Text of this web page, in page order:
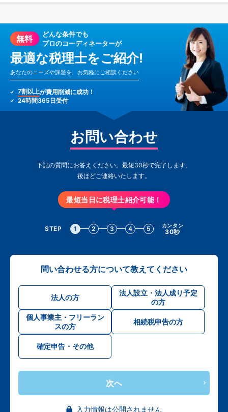
無料
どんな条件でも
プロのコーディネーターが
最適な税理士をご紹介!
あなたのニーズや課題を、お気軽にご相談ください
7割以上が費用削減に成功！
24時間365日受付
お問い合わせ
下記の質問にお答えください。最短30秒で完了します。
後ほどご連絡いたします。
最短当日に税理士紹介可能！
STEP 1 2 3 4 5 カンタン
30秒
問い合わせる方について教えてください
法人の方
法人設立・法人成り予定
の方
個人事業主・フリーラン
スの方
相続税申告の方
確定申告・その他
次へ
入力情報は公開されません